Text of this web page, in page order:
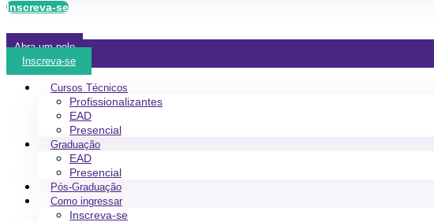
Inscreva-se
Abra um polo
Inscreva-se
Cursos Técnicos
Profissionalizantes
EAD
Presencial
Graduação
EAD
Presencial
Pós-Graduação
Como ingressar
Inscreva-se